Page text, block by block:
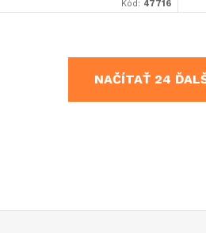
Kód: 47716
NAČÍTAŤ 24